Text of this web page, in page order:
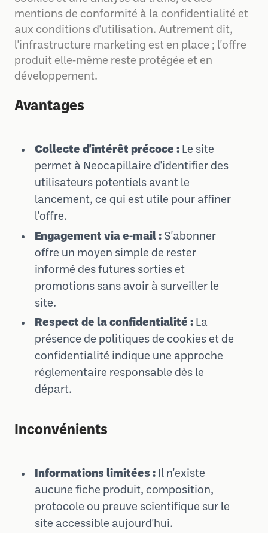
mentions de conformité à la confidentialité et
aux conditions d'utilisation. Autrement dit,
l'infrastructure marketing est en place ; l'offre
produit elle‑même reste protégée et en
développement.
Avantages
Collecte d'intérêt précoce : Le site
permet à Neocapillaire d'identifier des
utilisateurs potentiels avant le
lancement, ce qui est utile pour affiner
l'offre.
Engagement via e‑mail : S'abonner
offre un moyen simple de rester
informé des futures sorties et
promotions sans avoir à surveiller le
site.
Respect de la confidentialité : La
présence de politiques de cookies et de
confidentialité indique une approche
réglementaire responsable dès le
départ.
Inconvénients
Informations limitées : Il n'existe
aucune fiche produit, composition,
protocole ou preuve scientifique sur le
site accessible aujourd'hui.